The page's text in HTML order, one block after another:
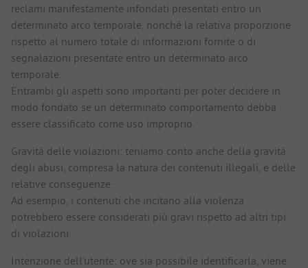
reclami manifestamente infondati presentati entro un
determinato arco temporale, nonché la relativa proporzione
rispetto al numero totale di informazioni fornite o di
segnalazioni presentate entro un determinato arco
temporale.
Entrambi gli aspetti sono importanti per poter decidere in
modo fondato se un determinato comportamento debba
essere classificato come uso improprio.
Gravità delle violazioni: teniamo conto anche della gravità
degli abusi, compresa la natura dei contenuti illegali, e delle
relative conseguenze.
Ad esempio, i contenuti che incitano alla violenza
potrebbero essere considerati più gravi rispetto ad altri tipi
di violazioni.
Intenzione dell'utente: ove sia possibile identificarla, viene